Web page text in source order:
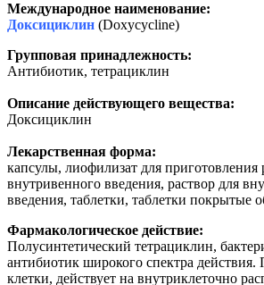
Международное наименование:
Доксициклин (Doxycycline)
Групповая принадлежность:
Антибиотик, тетрациклин
Описание действующего вещества:
Доксициклин
Лекарственная форма:
капсулы, лиофилизат для приготовления
внутривенного введения, раствор для
введения, таблетки, таблетки покрытые
Фармакологическое действие:
Полусинтетический тетрациклин,
антибиотик широкого спектра действия.
клетки, действует на внутриклеточно